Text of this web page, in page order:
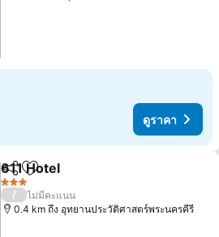
ดูราคา
แชร์ เพิ่มในรายการโปรด
611 Hotel
3 ดาว
/
ไม่มีคะแนน
0.4 km ถึง อุทยานประวัติศาสตร์พระนครคีรี